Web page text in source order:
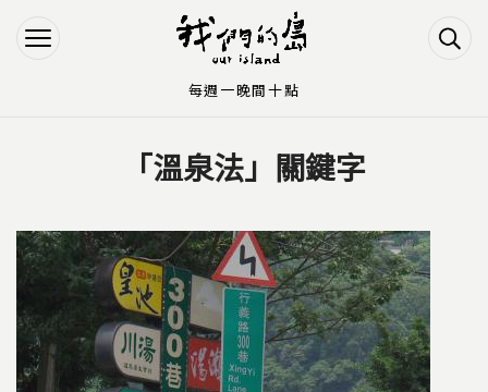
Jump to Navigation
Jump to Main content
「溫泉法」關鍵字
每週一晚間十點